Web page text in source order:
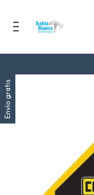
Envío gratis